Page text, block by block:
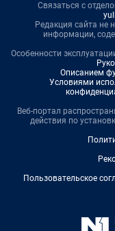
Связаться с
Редакция сайта не
информации,
Особенности
Описанием
Условиями
Веб-портал
действия по
Пользовательское